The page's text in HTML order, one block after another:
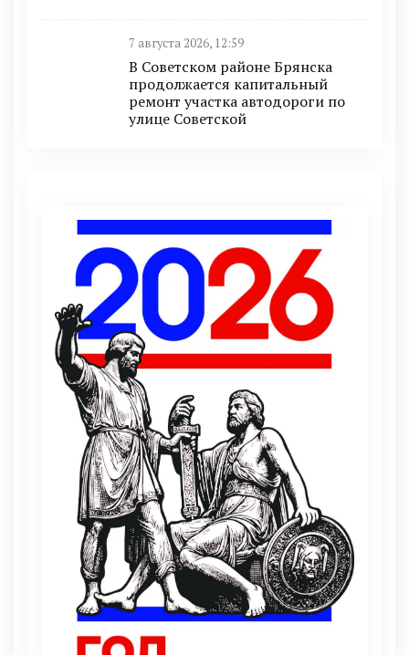
7 августа 2026, 12:59
В Советском районе Брянска
продолжается капитальный
ремонт участка автодороги по
улице Советской